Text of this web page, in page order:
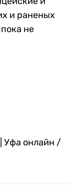
и раненых
не
Уфа онлайн /